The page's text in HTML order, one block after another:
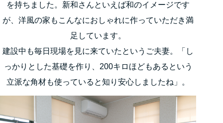
を持ちました。新和さんといえば和のイメージです
が、洋風の家もこんなにおしゃれに作っていただき満
足しています。
建設中も毎日現場を見に来ていたというご夫妻。「し
っかりとした基礎を作り、200キロほどもあるという
立派な角材も使っていると知り安心しましたね」。